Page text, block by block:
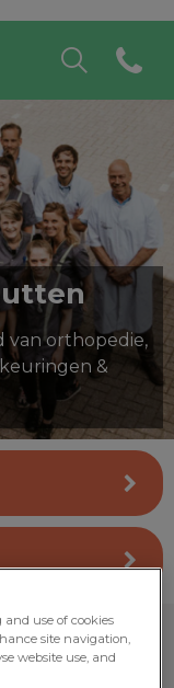
Dierenkliniek
Open
Zoek
van orthopedie,
&
use of cookies
site navigation,
website use, and